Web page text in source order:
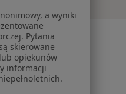
pacjentów
a wyniki
Pytania
skierowane
opiekunów
informacji